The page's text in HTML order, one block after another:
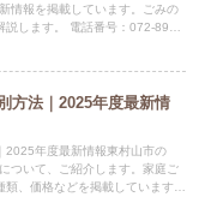
情報を掲載しています。ごみの
します。 電話番号：072-892-
方法｜2025年度最新情
2025年度最新情報東村山市の
ついて、ご紹介します。家庭ご
、価格などを掲載しています。